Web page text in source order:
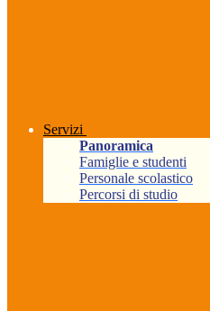
Servizi
Panoramica
Famiglie e studenti
Personale scolastico
Percorsi di studio